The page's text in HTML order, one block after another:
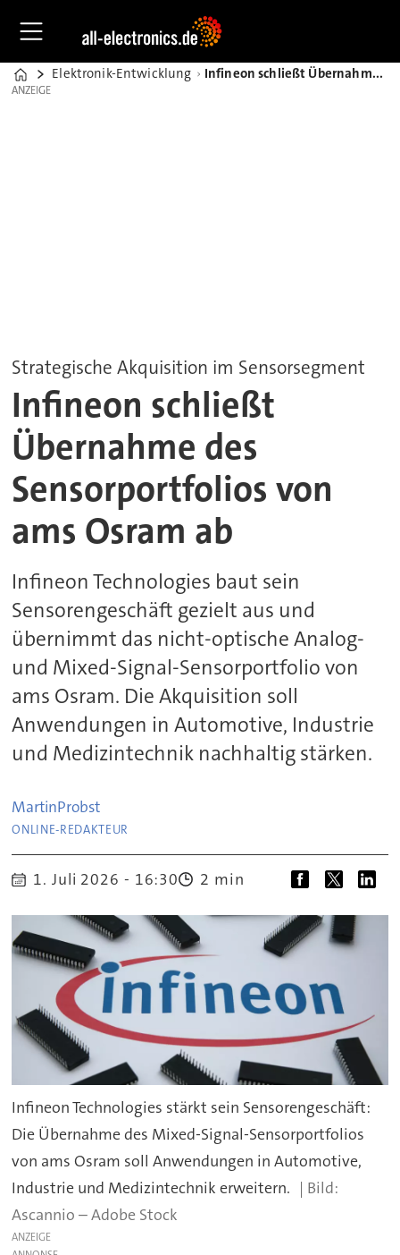
Home
Elektronik-Entwicklung Infineon schließt Übernahme des Sensorportfolios von ams Osram ab
ANZEIGE
ANZEIGE
Strategische Akquisition im Sensorsegment
Infineon schließt
Übernahme des
Sensorportfolios von
ams Osram ab
Infineon Technologies baut sein
Sensorengeschäft gezielt aus und
übernimmt das nicht-optische Analog-
und Mixed-Signal-Sensorportfolio von
ams Osram. Die Akquisition soll
Anwendungen in Automotive, Industrie
und Medizintechnik nachhaltig stärken.
MartinProbst
ONLINE-REDAKTEUR
1. Juli 2026 - 16:30 2 min
Infineon Technologies stärkt sein Sensorengeschäft:
Die Übernahme des Mixed-Signal-Sensorportfolios
von ams Osram soll Anwendungen in Automotive,
Industrie und Medizintechnik erweitern.
Ascannio – Adobe Stock
ANZEIGE